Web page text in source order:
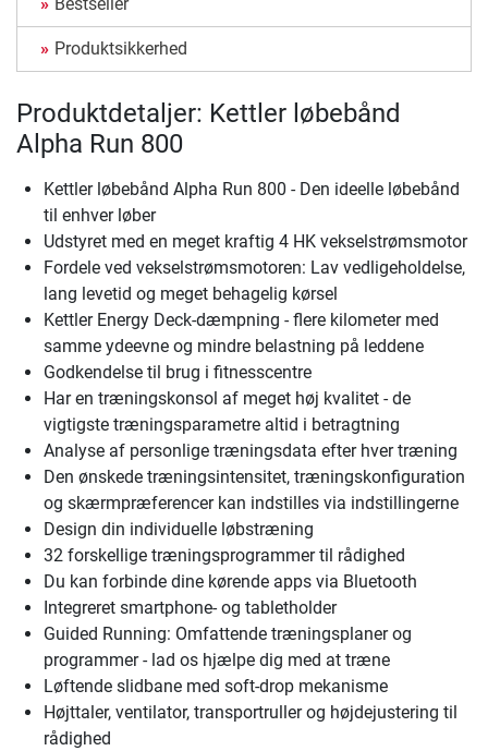
Produktsikkerhed
Produktdetaljer: Kettler løbebånd
Alpha Run 800
Kettler løbebånd Alpha Run 800 - Den ideelle løbebånd
til enhver løber
Udstyret med en meget kraftig 4 HK vekselstrømsmotor
Fordele ved vekselstrømsmotoren: Lav vedligeholdelse,
lang levetid og meget behagelig kørsel
Kettler Energy Deck-dæmpning - flere kilometer med
samme ydeevne og mindre belastning på leddene
Godkendelse til brug i fitnesscentre
Har en træningskonsol af meget høj kvalitet - de
vigtigste træningsparametre altid i betragtning
Analyse af personlige træningsdata efter hver træning
Den ønskede træningsintensitet, træningskonfiguration
og skærmpræferencer kan indstilles via indstillingerne
Design din individuelle løbstræning
32 forskellige træningsprogrammer til rådighed
Du kan forbinde dine kørende apps via Bluetooth
Integreret smartphone- og tabletholder
Guided Running: Omfattende træningsplaner og
programmer - lad os hjælpe dig med at træne
Løftende slidbane med soft-drop mekanisme
Højttaler, ventilator, transportruller og højdejustering til
rådighed